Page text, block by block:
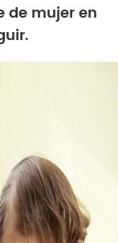
de mujer en